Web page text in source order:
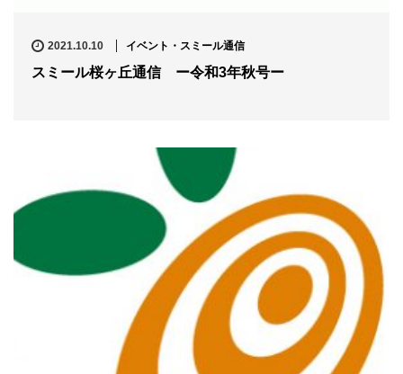
2021.10.10 イベント・スミール通信
スミール桜ヶ丘通信 ー令和3年秋号ー